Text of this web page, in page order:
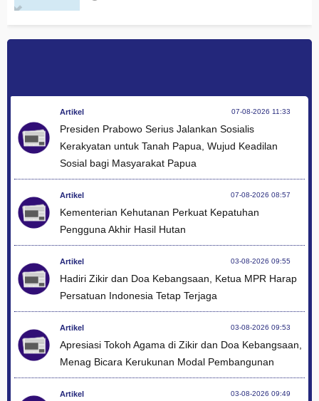
Artikel 07-08-2026 11:33
Presiden Prabowo Serius Jalankan Sosialis
Kerakyatan untuk Tanah Papua, Wujud Keadilan
Sosial bagi Masyarakat Papua
Artikel 07-08-2026 08:57
Kementerian Kehutanan Perkuat Kepatuhan
Pengguna Akhir Hasil Hutan
Artikel 03-08-2026 09:55
Hadiri Zikir dan Doa Kebangsaan, Ketua MPR Harap
Persatuan Indonesia Tetap Terjaga
Artikel 03-08-2026 09:53
Apresiasi Tokoh Agama di Zikir dan Doa Kebangsaan,
Menag Bicara Kerukunan Modal Pembangunan
Artikel 03-08-2026 09:49